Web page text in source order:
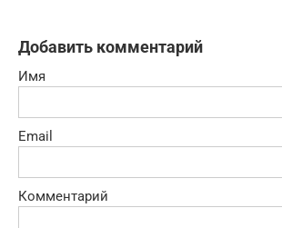
Добавить комментарий
Имя
Email
Комментарий